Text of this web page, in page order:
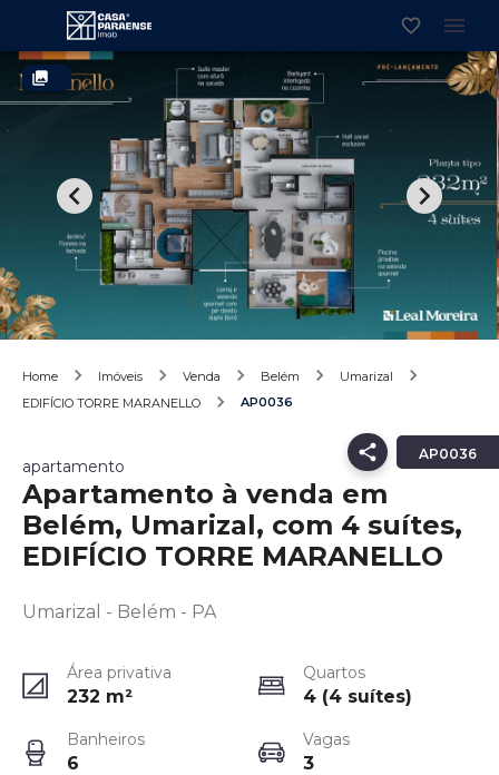
Home Imóveis Venda Belém
Umarizal
EDIFÍCIO TORRE MARANELLO
AP0036
AP0036
apartamento
Apartamento à venda em
Belém, Umarizal, com 4 suítes,
EDIFÍCIO TORRE MARANELLO
Umarizal - Belém - PA
Área privativa
232 m²
Quartos
4 (4 suítes)
Banheiros
6
Vagas
3